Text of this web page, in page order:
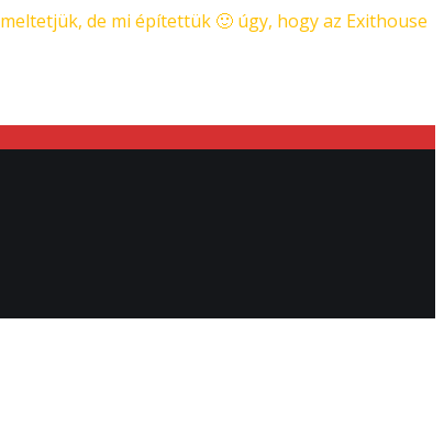
de mi építettük 🙂 úgy, hogy az Exithouse